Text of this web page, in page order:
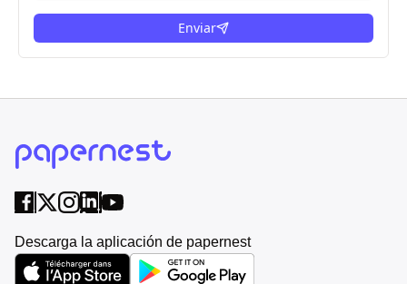
Enviar
Descarga la aplicación de papernest